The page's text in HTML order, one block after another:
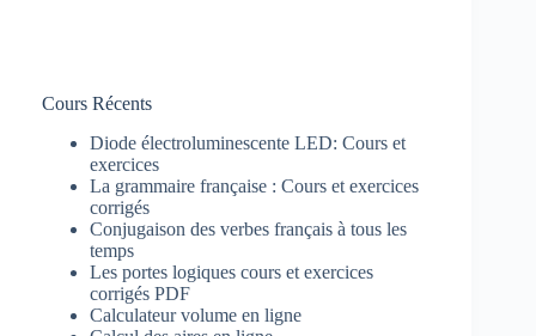
Cours Récents
Diode électroluminescente LED: Cours et
exercices
La grammaire française : Cours et exercices
corrigés
Conjugaison des verbes français à tous les
temps
Les portes logiques cours et exercices
corrigés PDF
Calculateur volume en ligne